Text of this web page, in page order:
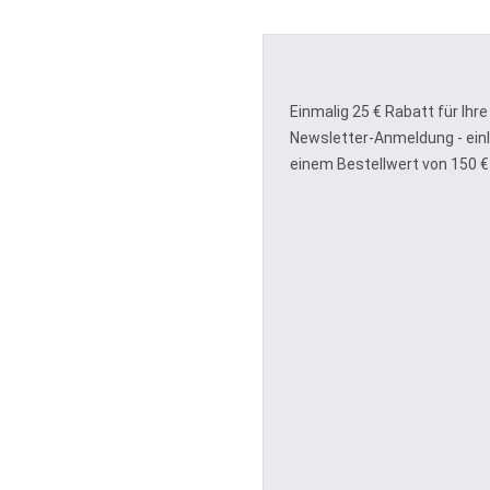
Einmalig 25 € Rabatt für Ihre
Newsletter-Anmeldung -
einem Bestellwert von 150 €